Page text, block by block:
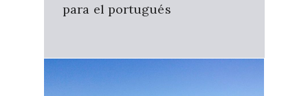
para el portugués